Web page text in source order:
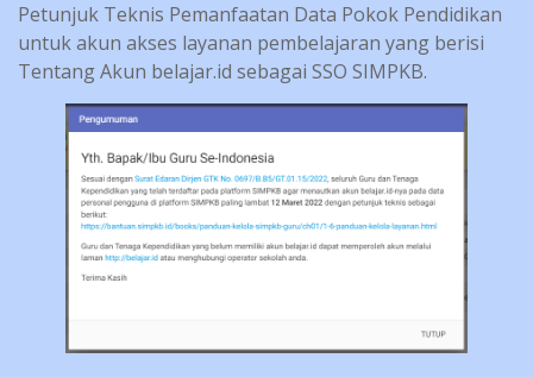
Petunjuk Teknis Pemanfaatan Data Pokok Pendidikan
untuk akun akses layanan pembelajaran yang berisi
Tentang Akun belajar.id sebagai SSO SIMPKB.